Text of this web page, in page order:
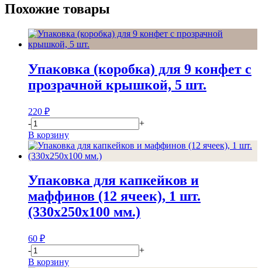
Похожие товары
Упаковка (коробка) для 9 конфет с
прозрачной крышкой, 5 шт.
220 ₽
-
+
В корзину
Упаковка для капкейков и
маффинов (12 ячеек), 1 шт.
(330x250x100 мм.)
60 ₽
-
+
В корзину